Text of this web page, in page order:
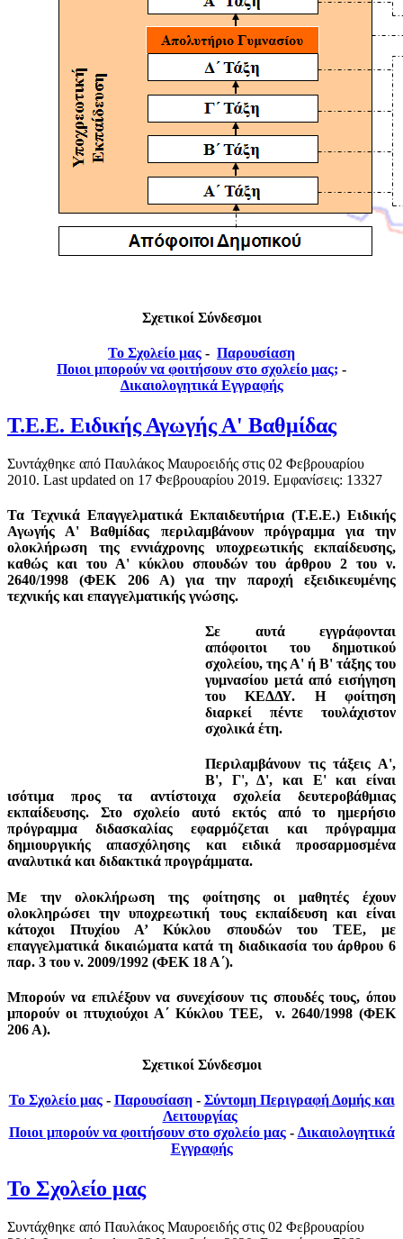
Σχετικοί Σύνδεσμοι
Το Σχολείο μας - Παρουσίαση
Ποιοι μπορούν να φοιτήσουν στο σχολείο μας; -
Δικαιολογητικά Εγγραφής
Τ.Ε.Ε. Ειδικής Αγωγής Α' Βαθμίδας
Συντάχθηκε από Παυλάκος Μαυροειδής στις 02 Φεβρουαρίου
2010. Last updated on 17 Φεβρουαρίου 2019. Εμφανίσεις: 13327
Τα Τεχνικά Επαγγελματικά Εκπαιδευτήρια (Τ.Ε.Ε.) Ειδικής
Αγωγής Α' Βαθμίδας περιλαμβάνουν πρόγραμμα για την
ολοκλήρωση της εννιάχρονης υποχρεωτικήςεκπαίδευσης,
καθώς και του Α' κύκλου σπουδώντου άρθρου 2 του ν.
2640/1998 (ΦΕΚ 206 Α) για την παροχή εξειδικευμένης
τεχνικής και επαγγελματικής γνώσης.
Σε αυτά εγγράφονται
απόφοιτοι του δημοτικού
σχολείου, της Α' ή Β' τάξης του
γυμνασίου μετά από εισήγηση
του ΚΕΔΔΥ. Η φοίτηση
διαρκεί πέντε τουλάχιστον
σχολικά έτη.
Περιλαμβάνουν τις τάξεις Α',
Β', Γ', Δ', και Ε' και είναι
ισότιμα προς τα αντίστοιχα σχολεία δευτεροβάθμιας
εκπαίδευσης. Στο σχολείο αυτό εκτός από το ημερήσιο
πρόγραμμα διδασκαλίας εφαρμόζεται και πρόγραμμα
δημιουργικής απασχόλησης και ειδικά προσαρμοσμένα
αναλυτικά και διδακτικά προγράμματα.
Με την ολοκλήρωση της φοίτησης οι μαθητές έχουν
ολοκληρώσει την υποχρεωτική τους εκπαίδευση και είναι
κάτοχοι Πτυχίου Α’ Κύκλου σπουδών του ΤΕΕ, με
επαγγελματικά δικαιώματα κατά τη διαδικασία του άρθρου 6
παρ. 3 του ν. 2009/1992 (ΦΕΚ 18 Α΄).
Μπορούν να επιλέξουν να συνεχίσουν τις σπουδές τους, όπου
μπορούν οι πτυχιούχοι Α΄ Κύκλου ΤΕΕ, ν. 2640/1998 (ΦΕΚ
206 Α).
Σχετικοί Σύνδεσμοι
Το Σχολείο μας- Παρουσίαση- Σύντομη Περιγραφή Δομής και
Λειτουργίας
Ποιοι μπορούν να φοιτήσουν στο σχολείο μας- Δικαιολογητικά
Εγγραφής
Το Σχολείο μας
Συντάχθηκε από Παυλάκος Μαυροειδής στις 02 Φεβρουαρίου